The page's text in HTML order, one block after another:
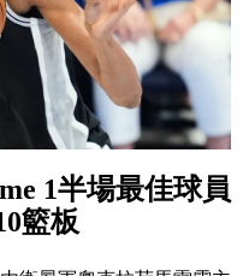
1半場最佳球員
籃板